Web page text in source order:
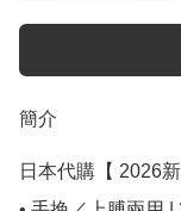
簡介
日本代購【 2026